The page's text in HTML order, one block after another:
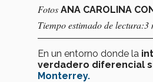
Fotos ANA CAROLINA
Tiempo estimado de lectura:3
En un entorno donde la
verdadero diferencial
Monterrey.